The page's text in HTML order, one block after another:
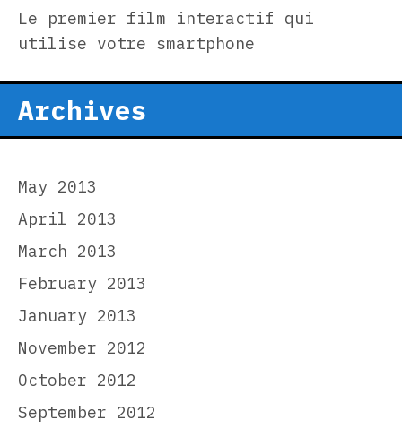
Le premier film interactif qui
utilise votre smartphone
Archives
May 2013
April 2013
March 2013
February 2013
January 2013
November 2012
October 2012
September 2012